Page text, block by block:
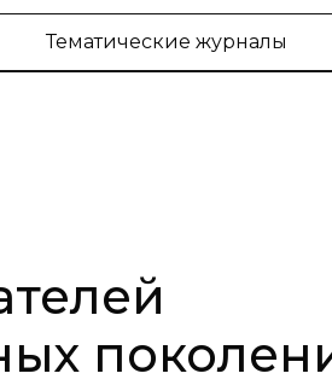
Тематические журналы